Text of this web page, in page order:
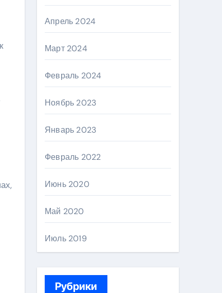
Апрель 2024
Март 2024
Февраль 2024
Ноябрь 2023
Январь 2023
Февраль 2022
Июнь 2020
Май 2020
Июль 2019
Рубрики